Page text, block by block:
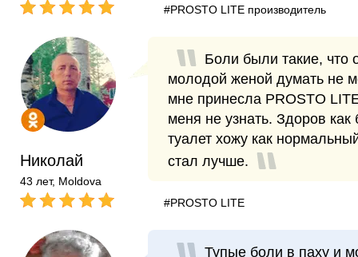
#PROSTO LITE производитель
Николай
43 лет, Moldova
Боли были такие, что
молодой женой думать не
мне принесла PROSTO
меня не узнать. Здоров как
туалет хожу как
стал лучше.
#PROSTO LITE
Тупые боли в паху и